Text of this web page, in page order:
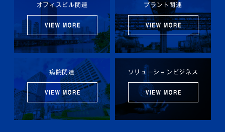
オフィスビル関連 プラント関連
病院関連 ソリューションビジネス